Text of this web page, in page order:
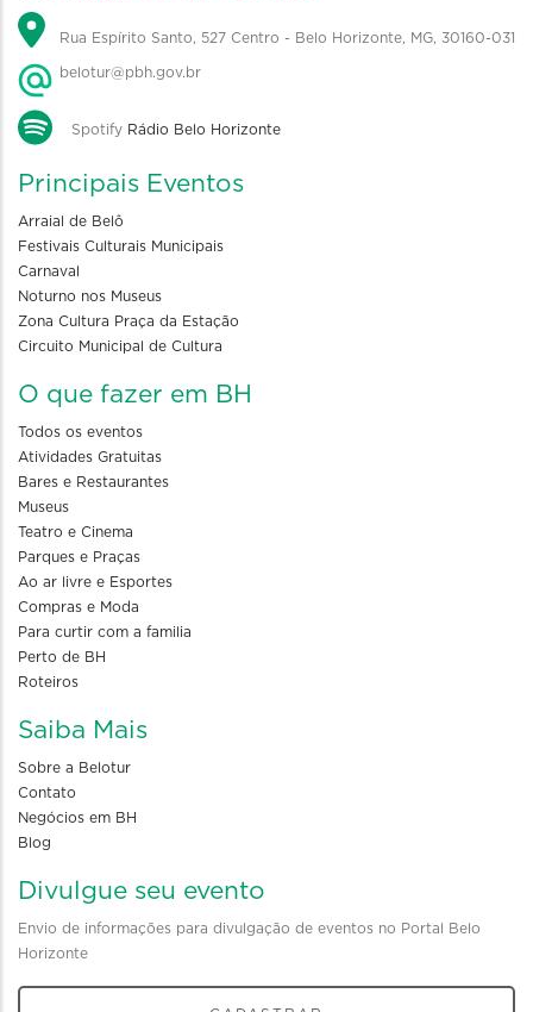
Rua Espírito Santo, 527 Centro - Belo Horizonte, MG, 30160-031
belotur@pbh.gov.br
Spotify Rádio Belo Horizonte
Principais Eventos
Arraial de Belô
Festivais Culturais Municipais
Carnaval
Noturno nos Museus
Zona Cultura Praça da Estação
Circuito Municipal de Cultura
O que fazer em BH
Todos os eventos
Atividades Gratuitas
Bares e Restaurantes
Museus
Teatro e Cinema
Parques e Praças
Ao ar livre e Esportes
Compras e Moda
Para curtir com a familia
Perto de BH
Roteiros
Saiba Mais
Sobre a Belotur
Contato
Negócios em BH
Blog
Divulgue seu evento
Envio de informações para divulgação de eventos no Portal Belo
Horizonte